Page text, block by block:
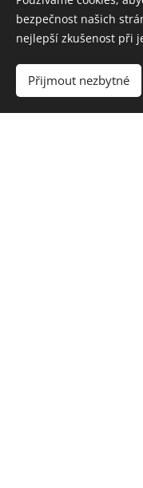
bezpečnost našich
nejlepší zkušenost při
Přijmout nezbytné